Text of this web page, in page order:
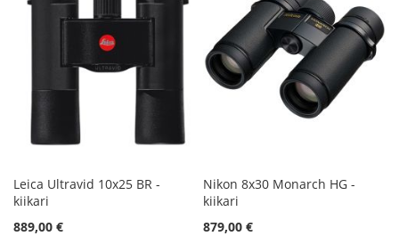
Leica Ultravid 10x25 BR -
kiikari
889,00 €
Nikon 8x30 Monarch HG -
kiikari
879,00 €